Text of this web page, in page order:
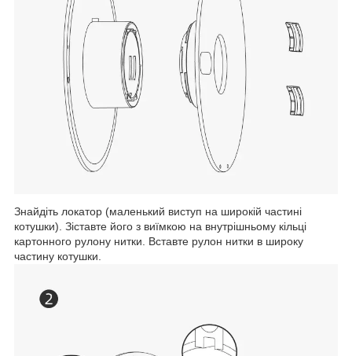
Знайдіть локатор (маленький виступ на широкій частині
котушки). Зіставте його з виїмкою на внутрішньому кільці
картонного рулону нитки. Вставте рулон нитки в широку
частину котушки.